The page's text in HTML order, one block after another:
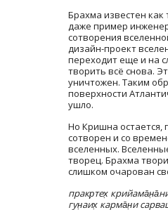
Брахма известен
даже пример
сотворения
дизайн-проект
переходит еще и на
творить всё снова.
уничтожен. Таким
поверхности
ушло.
Но Кришна остается,
сотворен и со
вселенных.
творец. Брахма
слишком очарован
пракр̣тех̣
гун̣аих̣ карма̄н̣и